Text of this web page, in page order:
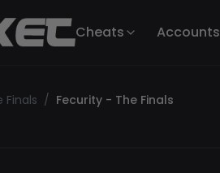
Cheats Accounts
Finals / Fecurity - The Finals